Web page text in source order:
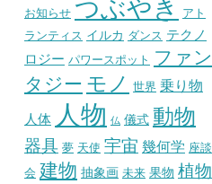
お知らせ つぶやき
アト
ランティス イルカ ダンス テクノ
ロジー パワースポット ファン
タジー モノ 世界 乗り物
人体 人物 仏 儀式 動物
器具 夢 天使 宇宙 幾何学 座談
会 建物 抽象画 未来 果物 植物